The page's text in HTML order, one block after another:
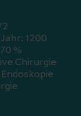
1200
%
Chirurgie